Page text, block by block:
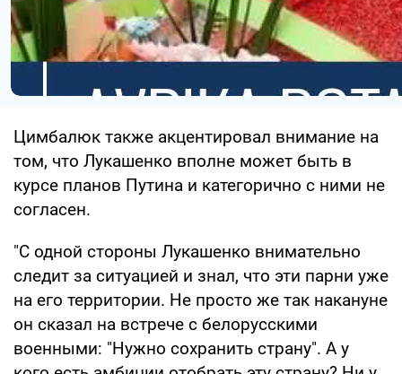
Цимбалюк также акцентировал внимание на
том, что Лукашенко вполне может быть в
курсе планов Путина и категорично с ними не
согласен.
"С одной стороны Лукашенко внимательно
следит за ситуацией и знал, что эти парни уже
на его территории. Не просто же так накануне
он сказал на встрече с белорусскими
военными: "Нужно сохранить страну". А у